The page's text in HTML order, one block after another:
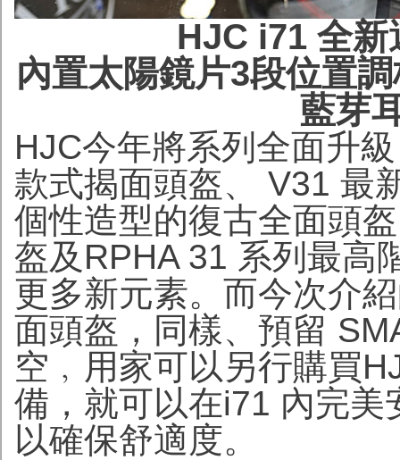
HJC i71 全新
內置太陽鏡片3段位置
藍芽
HJC今年將系列全面升
款式揭面頭盔、 V31 最
個性造型的復古全面頭
盔及RPHA 31 系列最高
更多新元素。而今次介
面頭盔，同樣、預留
空﹐用家可以另行購買
備，就可以在i71 內完
以確保舒適度。